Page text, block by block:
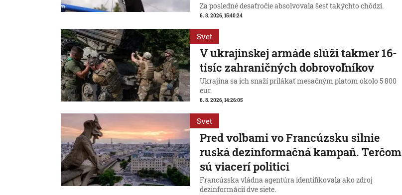
Za posledné desaťročie absolvovala šesť takýchto chôdzí.
6. 8. 2026, 15:40:24
Svet
V ukrajinskej armáde slúži takmer 16-
tisíc zahraničných dobrovoľníkov
Ukrajina sa ich snaží prilákať mesačným platom okolo 5 800
eur.
6. 8. 2026, 14:26:05
Svet
Pred voľbami vo Francúzsku silnie
ruská dezinformačná kampaň. Terčom
sú viacerí politici
Francúzska vládna agentúra identifikovala ako zdroj
dezinformácií dve siete.